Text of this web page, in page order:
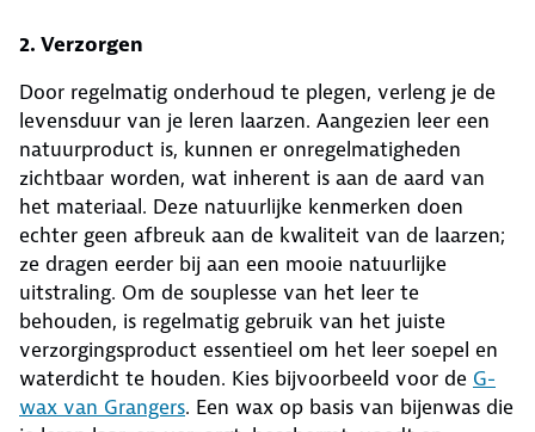
2. Verzorgen
Door regelmatig onderhoud te plegen, verleng je de
levensduur van je leren laarzen. Aangezien leer een
natuurproduct is, kunnen er onregelmatigheden
zichtbaar worden, wat inherent is aan de aard van
het materiaal. Deze natuurlijke kenmerken doen
echter geen afbreuk aan de kwaliteit van de laarzen;
ze dragen eerder bij aan een mooie natuurlijke
uitstraling. Om de souplesse van het leer te
behouden, is regelmatig gebruik van het juiste
verzorgingsproduct essentieel om het leer soepel en
waterdicht te houden. Kies bijvoorbeeld voor de G-
wax van Grangers. Een wax op basis van bijenwas die